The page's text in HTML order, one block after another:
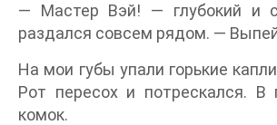
— Мастер Вэй! — глубокий и
раздался совсем рядом. —
На мои губы упали горькие
Рот пересох и потрескался. В
комок.